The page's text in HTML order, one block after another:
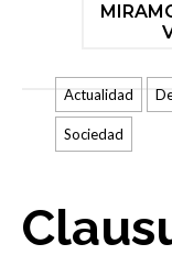
Actualidad
Sociedad